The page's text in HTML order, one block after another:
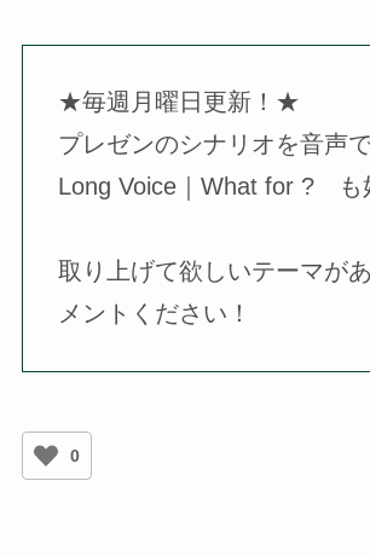
★毎週月曜日更新！★
プレゼンのシナリオを音声
Long Voice｜What for ? も
取り上げて欲しいテーマが
メントください！
0